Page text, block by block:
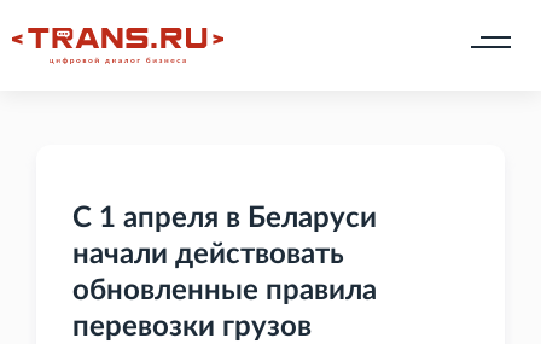
С 1 апреля в Беларуси
начали действовать
обновленные правила
перевозки грузов